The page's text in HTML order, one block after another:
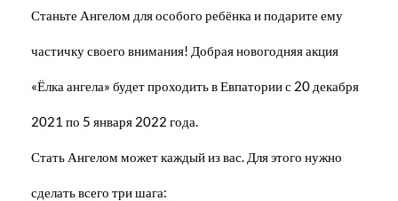
Станьте Ангелом для особого ребёнка и подарите ему
частичку своего внимания! Добрая новогодняя акция
«Ёлка ангела» будет проходить в Евпатории с 20 декабря
2021 по 5 января 2022 года.
Стать Ангелом может каждый из вас. Для этого нужно
сделать всего три шага: